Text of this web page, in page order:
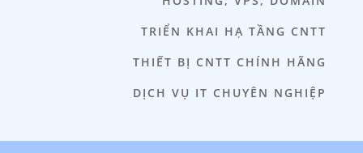
TRIỂN KHAI HẠ TẦNG CNTT
THIẾT BỊ CNTT CHÍNH HÃNG
DỊCH VỤ IT CHUYÊN NGHIỆP